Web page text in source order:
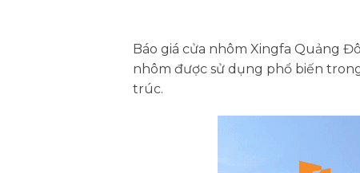
Báo giá cửa nhôm Xingfa Quảng
nhôm được sử dụng phổ biến
trúc.